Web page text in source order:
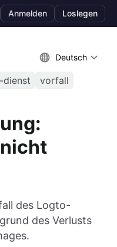
Anmelden Loslegen
Deutsch
dienst vorfall
des Logto-
des Verlusts